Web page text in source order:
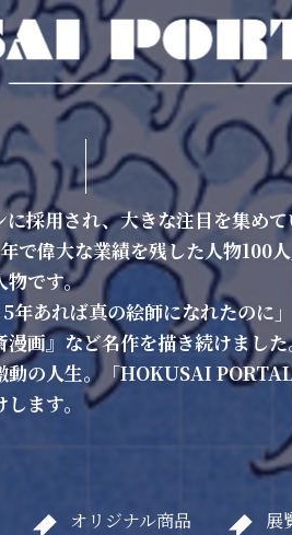
採用され、大きな注目を集めて
で偉大な業績を残した人物100
物です。
あれば真の絵師になれたのに
画』など名作を描き続けまし
動の人生。「HOKUSAI
ます。
オリジナル商品 展